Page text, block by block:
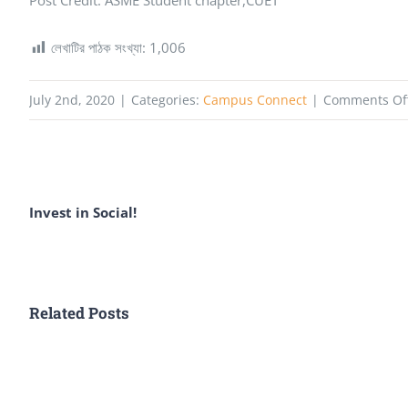
লেখাটির পাঠক সংখ্যা: 1,006
July 2nd, 2020 | Categories: Campus Connect | Comments
Invest in Social!
Related Posts